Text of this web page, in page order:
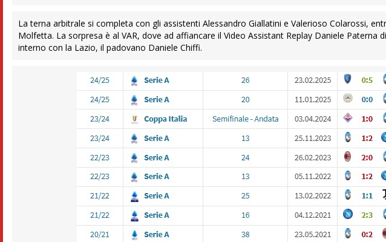
La terna arbitrale si completa con gli assistenti Alessandro Giallatini e Valerioso Colarossi,
Molfetta. La sorpresa è al VAR, dove ad affiancare il Video Assistant Replay Daniele Paterna
interno con la Lazio, il padovano Daniele Chiffi.